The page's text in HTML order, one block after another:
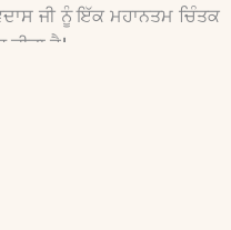
ਜੀ ਨੂੰ ਇੱਕ ਮਹਾਨਤਮ ਚਿੰਤਕ
ਹੈ।